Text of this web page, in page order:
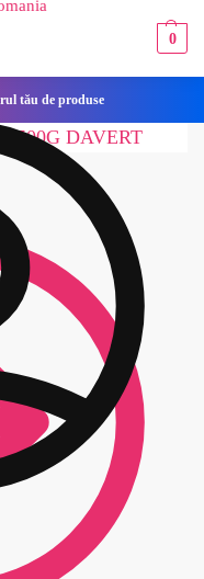
0
tău de produse